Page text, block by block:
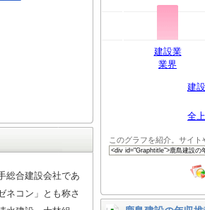
総合建設会社であ
ネコン」とも称さ
建設業
業界
建
全
このグラフを紹介。サイト